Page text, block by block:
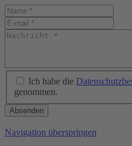
Ich habe die
genommen.
Absenden
Navigation überspringen